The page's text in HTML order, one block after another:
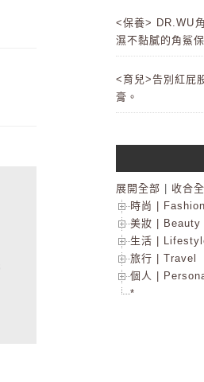
<保養> DR.WU
濕不黏膩的角鯊
<育兒>告別紅屁
膏。
展開全部
收合
時尚 | Fashion
美妝 | Beauty
生活 |
旅行 | Travel
個人 |
*